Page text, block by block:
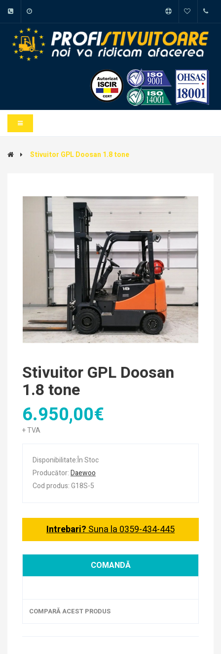
Stivuitor GPL Doosan 1.8 tone
Stivuitor GPL Doosan
1.8 tone
6.950,00€
+ TVA
Disponibilitate:În Stoc
Producător:Daewoo
Cod produs: G18S-5
Intrebari?Suna la 0359-434-445
COMANDĂ
COMPARĂ ACEST PRODUS